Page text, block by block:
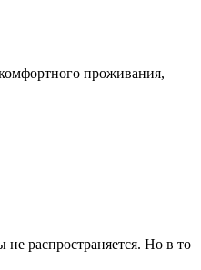
проживания,
распространяется. Но в то